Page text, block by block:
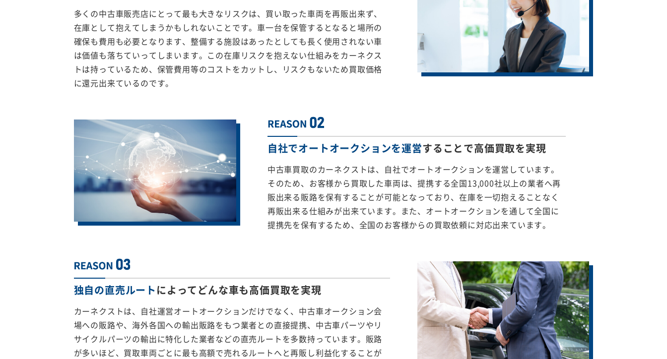
多くの中古車販売店にとって最も大きなリスクは、買い取った車両を再販出来ず、
在庫として抱えてしまうかもしれないことです。車一台を保管するとなると場所の
確保も費用も必要となります、整備する施設はあったとしても長く使用されない車
は価値も落ちていってしまいます。この在庫リスクを抱えない仕組みをカーネクス
トは持っているため、保管費用等のコストをカットし、リスクもないため買取価格
に還元出来ているのです。
自社でオートオークションを運営することで高価買取を実現
中古車買取のカーネクストは、自社でオートオークションを運営しています。
そのため、お客様から買取した車両は、提携する全国13,000社以上の業者へ再
販出来る販路を保有することが可能となっており、在庫を一切抱えることなく
再販出来る仕組みが出来ています。また、オートオークションを通して全国に
提携先を保有するため、全国のお客様からの買取依頼に対応出来ています。
独自の直売ルートによってどんな車も高価買取を実現
カーネクストは、自社運営オートオークションだけでなく、中古車オークション会
場への販路や、海外各国への輸出販路をもつ業者との直接提携、中古車パーツやリ
サイクルパーツの輸出に特化した業者などの直売ルートを多数持っています。販路
が多いほど、買取車両ごとに最も高額で売れるルートへと再販し利益化することが